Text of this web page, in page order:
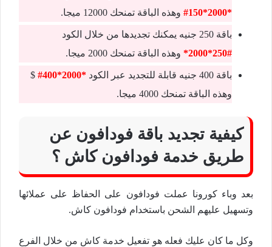
*2000*150#
وهذه الباقة تمنحك 12000 ميجا.
باقة 250 جنيه يمكنك تجديدها من خلال الكود
#250*2000*
وهذه الباقة تمنحك 2000 ميجا.
باقة 400 جنيه قابلة للتجديد عبر الكود *2000*400#
$
وهذه الباقة تمنحك 4000 ميجا.
كيفية تجديد باقة فودافون عن
طريق خدمة فودافون كاش ؟
بعد وباء كورونا عملت فودافون على الحفاظ على عملائها
وتسهيل عليهم الشحن باستخدام فودافون كاش.
وكل ما كان عليك فعله هو تفعيل خدمة كاش من خلال الفرع